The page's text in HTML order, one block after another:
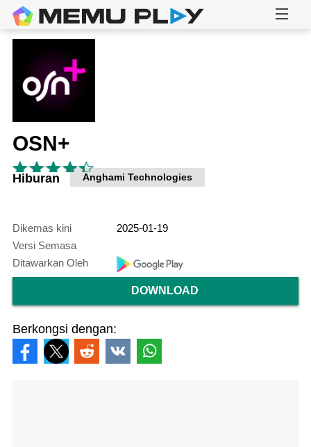
OSN+
Hiburan Anghami Technologies
Dikemas kini
2025-01-19
Versi Semasa
Ditawarkan Oleh
DOWNLOAD
Berkongsi dengan: